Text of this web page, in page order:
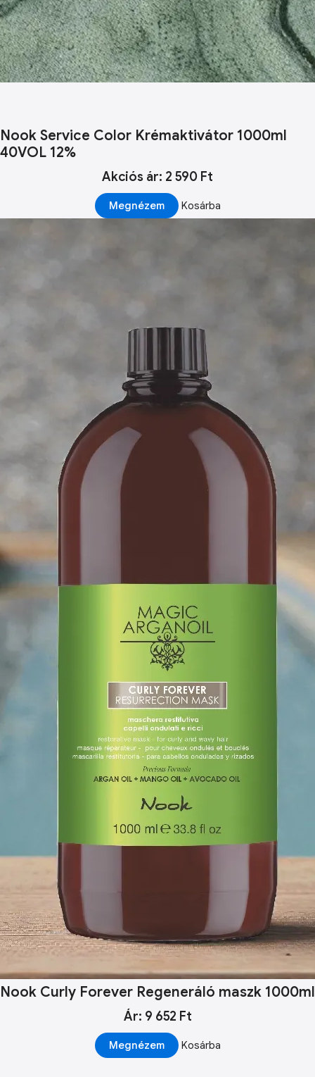
Nook Service Color Krémaktivátor 1000ml
40VOL 12%
Akciós ár: 2 590 Ft
Megnézem Kosárba
Nook Curly Forever Regeneráló maszk 1000ml
Ár: 9 652 Ft
Megnézem Kosárba